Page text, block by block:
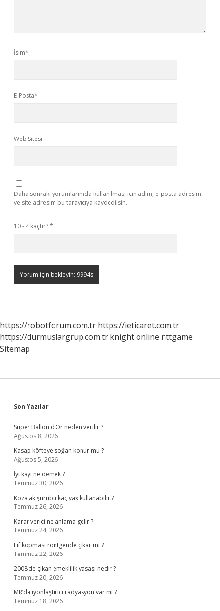
İsim*
E-Posta*
Web Sitesi
Daha sonraki yorumlarımda kullanılması için adım, e-posta adresim
ve site adresim bu tarayıcıya kaydedilsin.
10 - 4 kaçtır?*
https://robotforum.com.tr https://ieticaret.com.tr
https://durmuslargrup.com.tr knight online nttgame
Sitemap
Sidebar
Son Yazılar
Süper Ballon d’Or neden verilir ?
Ağustos 8, 2026
Kasap köfteye soğan konur mu ?
Ağustos 5, 2026
İyi kayı ne demek ?
Temmuz 30, 2026
Kozalak şurubu kaç yaş kullanabilir ?
Temmuz 26, 2026
Karar verici ne anlama gelir ?
Temmuz 24, 2026
Lif kopması röntgende çıkar mı ?
Temmuz 22, 2026
2008’de çıkan emeklilik yasası nedir ?
Temmuz 20, 2026
MR’da iyonlaştırıcı radyasyon var mı ?
Temmuz 18, 2026